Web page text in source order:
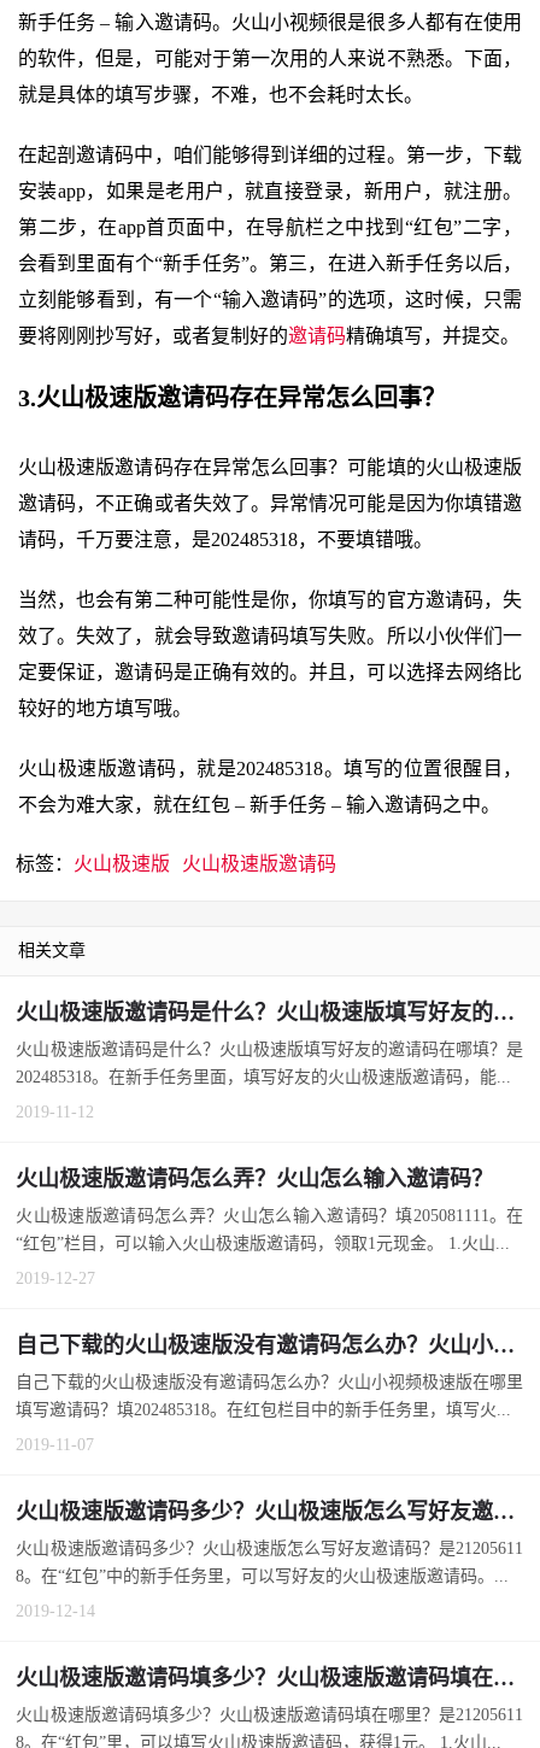
新手任务 – 输入邀请码。火山小视频很是很多人都有在使用
的软件，但是，可能对于第一次用的人来说不熟悉。下面，
就是具体的填写步骤，不难，也不会耗时太长。
在起剖邀请码中，咱们能够得到详细的过程。第一步，下载
安装app，如果是老用户，就直接登录，新用户，就注册。
第二步，在app首页面中，在导航栏之中找到“红包”二字，
会看到里面有个“新手任务”。第三，在进入新手任务以后，
立刻能够看到，有一个“输入邀请码”的选项，这时候，只需
要将刚刚抄写好，或者复制好的邀请码精确填写，并提交。
3.火山极速版邀请码存在异常怎么回事？
火山极速版邀请码存在异常怎么回事？可能填的火山极速版
邀请码，不正确或者失效了。异常情况可能是因为你填错邀
请码，千万要注意，是202485318，不要填错哦。
当然，也会有第二种可能性是你，你填写的官方邀请码，失
效了。失效了，就会导致邀请码填写失败。所以小伙伴们一
定要保证，邀请码是正确有效的。并且，可以选择去网络比
较好的地方填写哦。
火山极速版邀请码，就是202485318。填写的位置很醒目，
不会为难大家，就在红包 – 新手任务 – 输入邀请码之中。
标签： 火山极速版 火山极速版邀请码
相关文章
火山极速版邀请码是什么？火山极速版填写好友的邀请码在哪填？
火山极速版邀请码是什么？火山极速版填写好友的邀请码在哪填？是
202485318。在新手任务里面，填写好友的火山极速版邀请码，能...
2019-11-12
火山极速版邀请码怎么弄？火山怎么输入邀请码？
火山极速版邀请码怎么弄？火山怎么输入邀请码？填205081111。在
“红包”栏目，可以输入火山极速版邀请码，领取1元现金。 1.火山...
2019-12-27
自己下载的火山极速版没有邀请码怎么办？火山小视频极速版在哪里填写邀请码？
自己下载的火山极速版没有邀请码怎么办？火山小视频极速版在哪里
填写邀请码？填202485318。在红包栏目中的新手任务里，填写火...
2019-11-07
火山极速版邀请码多少？火山极速版怎么写好友邀请码？
火山极速版邀请码多少？火山极速版怎么写好友邀请码？是21205611
8。在“红包”中的新手任务里，可以写好友的火山极速版邀请码。...
2019-12-14
火山极速版邀请码填多少？火山极速版邀请码填在哪里？
火山极速版邀请码填多少？火山极速版邀请码填在哪里？是21205611
8。在“红包”里，可以填写火山极速版邀请码，获得1元。 1.火山...